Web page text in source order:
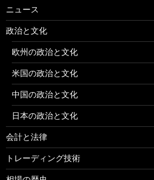
ニュース
政治と文化
欧州の政治と文化
米国の政治と文化
中国の政治と文化
日本の政治と文化
会計と法律
トレーディング技術